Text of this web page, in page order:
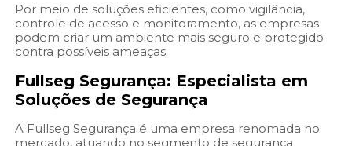
Por meio de soluções eficientes, como vigilância,
controle de acesso e monitoramento, as empresas
podem criar um ambiente mais seguro e protegido
contra possíveis ameaças.
Fullseg Segurança: Especialista em
Soluções de Segurança
A Fullseg Segurança é uma empresa renomada no
mercado, atuando no segmento de segurança